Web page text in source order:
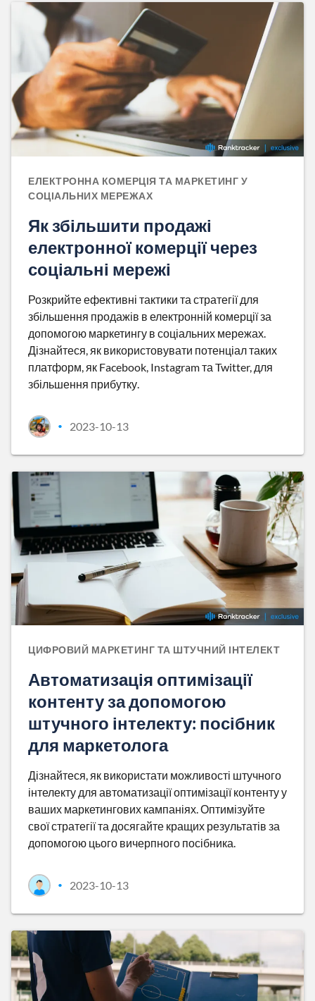
ЕЛЕКТРОННА КОМЕРЦІЯ ТА МАРКЕТИНГ У
СОЦІАЛЬНИХ МЕРЕЖАХ
Як збільшити продажі
електронної комерції через
соціальні мережі
Розкрийте ефективні тактики та стратегії для
збільшення продажів в електронній комерції за
допомогою маркетингу в соціальних мережах.
Дізнайтеся, як використовувати потенціал таких
платформ, як Facebook, Instagram та Twitter, для
збільшення прибутку.
• 2023-10-13
ЦИФРОВИЙ МАРКЕТИНГ ТА ШТУЧНИЙ ІНТЕЛЕКТ
Автоматизація оптимізації
контенту за допомогою
штучного інтелекту: посібник
для маркетолога
Дізнайтеся, як використати можливості штучного
інтелекту для автоматизації оптимізації контенту у
ваших маркетингових кампаніях. Оптимізуйте
свої стратегії та досягайте кращих результатів за
допомогою цього вичерпного посібника.
• 2023-10-13